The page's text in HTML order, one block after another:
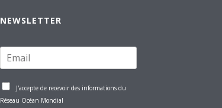
NEWSLETTER
J'accepte de recevoir des informations du
Réseau Océan Mondial